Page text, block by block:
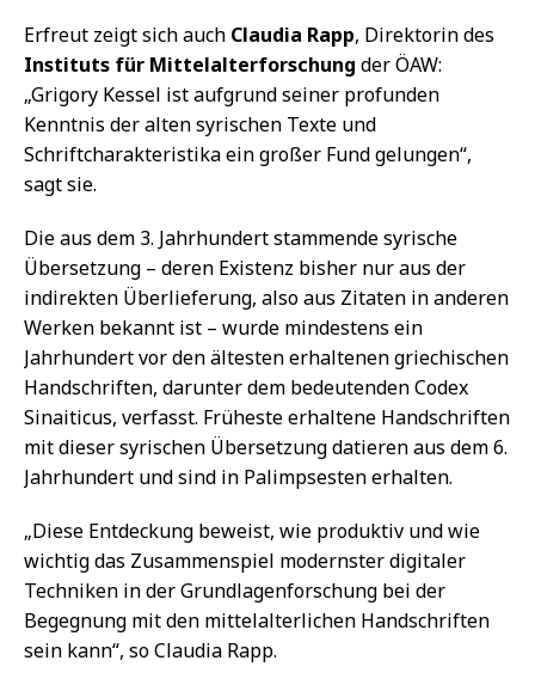
Erfreut zeigt sich auch Claudia Rapp, Direktorin des
Instituts für Mittelalterforschung der ÖAW:
„Grigory Kessel ist aufgrund seiner profunden
Kenntnis der alten syrischen Texte und
Schriftcharakteristika ein großer Fund gelungen“,
sagt sie.
Die aus dem 3. Jahrhundert stammende syrische
Übersetzung – deren Existenz bisher nur aus der
indirekten Überlieferung, also aus Zitaten in anderen
Werken bekannt ist – wurde mindestens ein
Jahrhundert vor den ältesten erhaltenen griechischen
Handschriften, darunter dem bedeutenden Codex
Sinaiticus, verfasst. Früheste erhaltene Handschriften
mit dieser syrischen Übersetzung datieren aus dem 6.
Jahrhundert und sind in Palimpsesten erhalten.
„Diese Entdeckung beweist, wie produktiv und wie
wichtig das Zusammenspiel modernster digitaler
Techniken in der Grundlagenforschung bei der
Begegnung mit den mittelalterlichen Handschriften
sein kann“, so Claudia Rapp.